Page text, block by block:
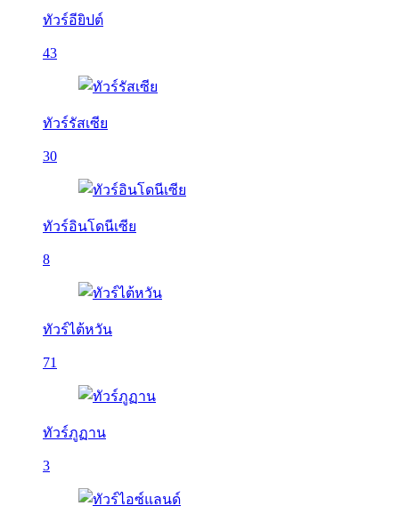
ทัวร์อียิปต์
43
ทัวร์รัสเซีย
30
ทัวร์อินโดนีเซีย
8
ทัวร์ไต้หวัน
71
ทัวร์ภูฏาน
3